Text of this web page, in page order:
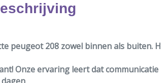
peugeot 208 zowel binnen als buiten.
Onze ervaring leert dat